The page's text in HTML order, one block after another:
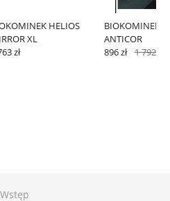
HELIOS
XL
zł
BIOKOMINEK
ANTICOR
896 zł 1 792 zł
Wstęp